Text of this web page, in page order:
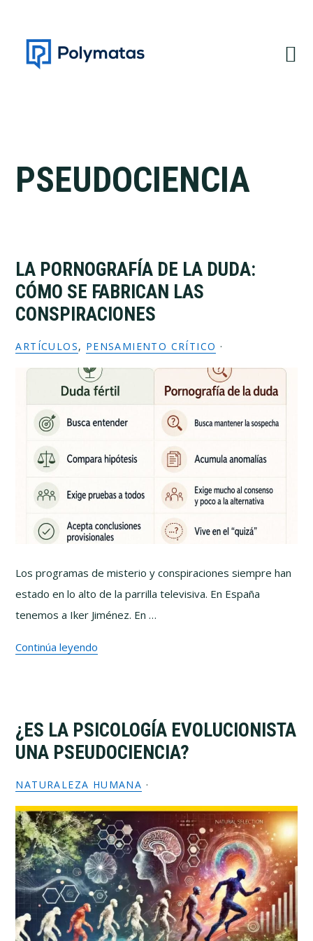
navegación
contenido
principal
PSEUDOCIENCIA
LA PORNOGRAFÍA DE LA DUDA:
CÓMO SE FABRICAN LAS
CONSPIRACIONES
ARTÍCULOS, PENSAMIENTO CRÍTICO ·
Los programas de misterio y conspiraciones siempre han
estado en lo alto de la parrilla televisiva. En España
tenemos a Iker Jiménez. En …
Continúa leyendo
¿ES LA PSICOLOGÍA EVOLUCIONISTA
UNA PSEUDOCIENCIA?
NATURALEZA HUMANA ·